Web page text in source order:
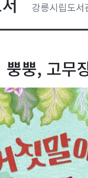
강릉시립도
뿡뿡, 고무